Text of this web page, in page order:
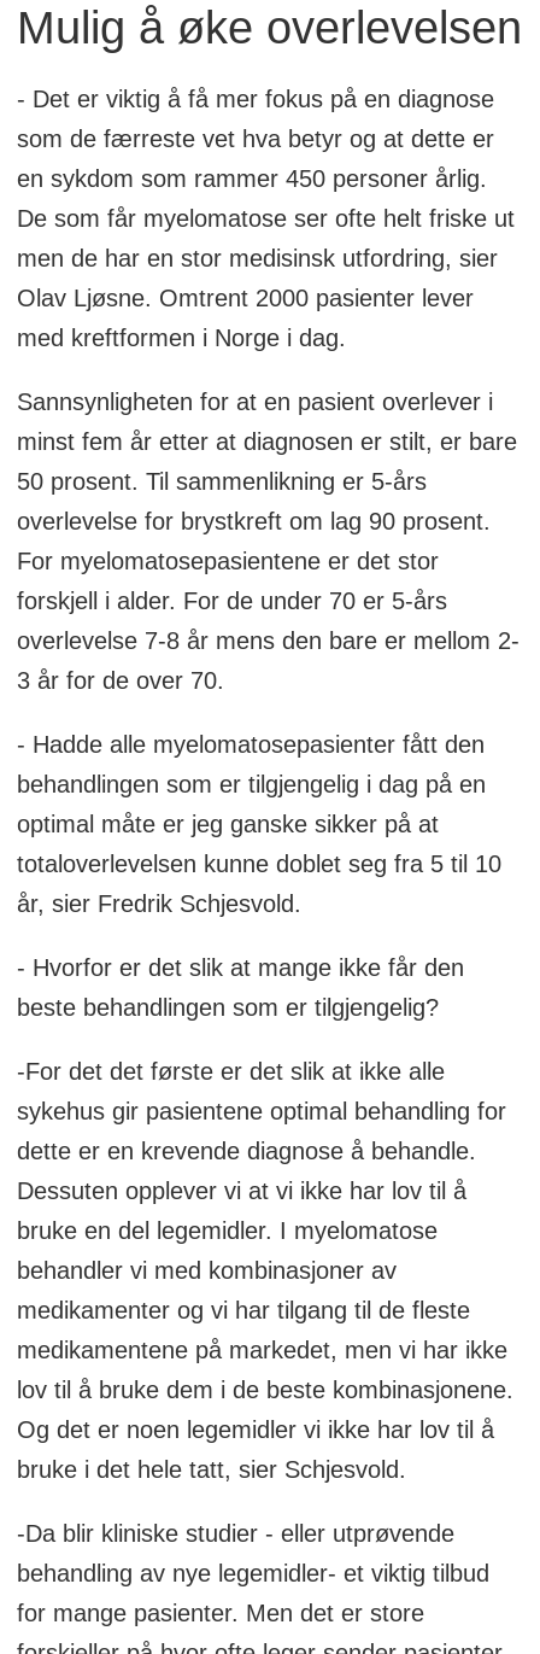
Mulig å øke overlevelsen
- Det er viktig å få mer fokus på en diagnose
som de færreste vet hva betyr og at dette er
en sykdom som rammer 450 personer årlig.
De som får myelomatose ser ofte helt friske ut
men de har en stor medisinsk utfordring, sier
Olav Ljøsne. Omtrent 2000 pasienter lever
med kreftformen i Norge i dag.
Sannsynligheten for at en pasient overlever i
minst fem år etter at diagnosen er stilt, er bare
50 prosent. Til sammenlikning er 5-års
overlevelse for brystkreft om lag 90 prosent.
For myelomatosepasientene er det stor
forskjell i alder. For de under 70 er 5-års
overlevelse 7-8 år mens den bare er mellom 2-
3 år for de over 70.
- Hadde alle myelomatosepasienter fått den
behandlingen som er tilgjengelig i dag på en
optimal måte er jeg ganske sikker på at
totaloverlevelsen kunne doblet seg fra 5 til 10
år, sier Fredrik Schjesvold.
- Hvorfor er det slik at mange ikke får den
beste behandlingen som er tilgjengelig?
-For det det første er det slik at ikke alle
sykehus gir pasientene optimal behandling for
dette er en krevende diagnose å behandle.
Dessuten opplever vi at vi ikke har lov til å
bruke en del legemidler. I myelomatose
behandler vi med kombinasjoner av
medikamenter og vi har tilgang til de fleste
medikamentene på markedet, men vi har ikke
lov til å bruke dem i de beste kombinasjonene.
Og det er noen legemidler vi ikke har lov til å
bruke i det hele tatt, sier Schjesvold.
-Da blir kliniske studier - eller utprøvende
behandling av nye legemidler- et viktig tilbud
for mange pasienter. Men det er store